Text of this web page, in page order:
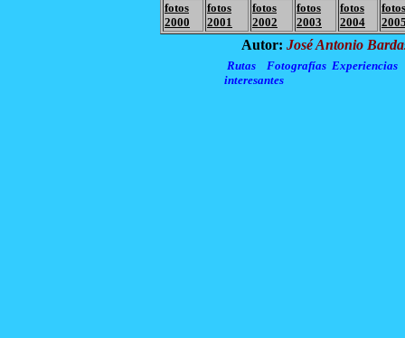
fotos
2000
fotos
2001
fotos
2002
fotos
2003
fotos
2004
fotos
Autor: José Antonio
Rutas Fotografías Experiencias
interesantes